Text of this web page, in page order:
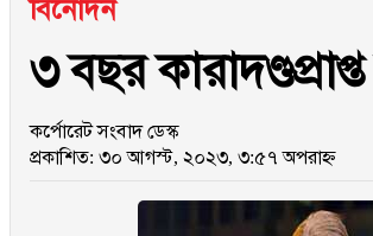
বিনোদন
৩ বছর
কর্পোরেট সংবাদ ডেস্ক
প্রকাশিত: ৩০ আগস্ট, ২০২৩, ৩:৫৭ অপরাহ্ন